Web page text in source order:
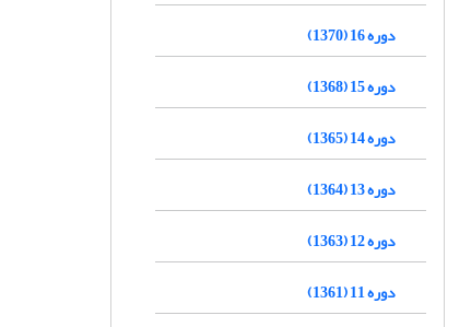
دوره 16 (1370)
دوره 15 (1368)
دوره 14 (1365)
دوره 13 (1364)
دوره 12 (1363)
دوره 11 (1361)